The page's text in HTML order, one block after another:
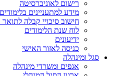
רישום לאוניברסיטה
מידע למתעניינים בלימודים
חישוב סיכויי קבלה לתואר
לוח שנת הלימודים
ידיעונים
כניסה לאזור האישי
סגל ומינהלה
אגפים ומשרדי מינהלה